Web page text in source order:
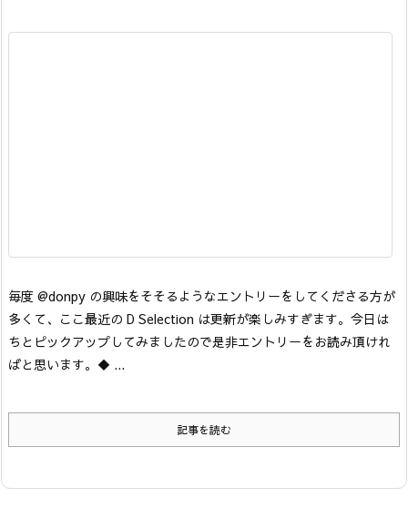
毎度 @donpy の興味をそそるようなエントリーをしてくださる方が
多くて、ここ最近の D Selection は更新が楽しみすぎます。今日は
ちとピックアップしてみましたので是非エントリーをお読み頂けれ
ばと思います。 ◆ ...
記事を読む